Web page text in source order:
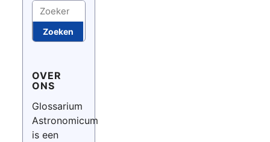
Zoeken
Zoeken
OVER
ONS
Glossarium
Astronomicum
is een